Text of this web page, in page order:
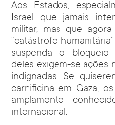
Aos Estados,
Israel que jamais
militar, mas que
“catástrofe
suspenda o bloqueio
deles exigem-se ações
indignadas. Se
carnificina em Gaza,
amplamente
internacional.